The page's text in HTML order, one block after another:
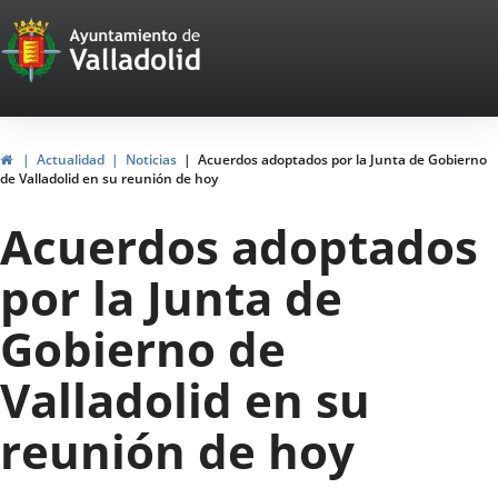
Portal
Web
del
Ayuntamiento
de
Valladolid
InicioActualidad Noticias
Acuerdos adoptados por la Junta de Gobierno
de Valladolid en su reunión de hoy
Acuerdos adoptados
por la Junta de
Gobierno de
Valladolid en su
reunión de hoy